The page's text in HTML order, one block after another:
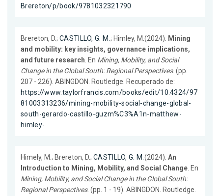
Brereton/p/book/9781032321790
Brereton, D.; CASTILLO, G. M.; Himley, M.(2024). Mining
and mobility: key insights, governance implications,
and future research. En Mining, Mobility, and Social
Change in the Global South: Regional Perspectives. (pp.
207 - 226). ABINGDON. Routledge. Recuperado de:
https://www.taylorfrancis.com/books/edit/10.4324/97
81003313236/mining-mobility-social-change-global-
south-gerardo-castillo-guzm%C3%A1n-matthew-
himley-
Himely, M.; Brereton, D.; CASTILLO, G. M.(2024). An
Introduction to Mining, Mobility, and Social Change. En
Mining, Mobility, and Social Change in the Global South:
Regional Perspectives. (pp. 1 - 19). ABINGDON. Routledge.